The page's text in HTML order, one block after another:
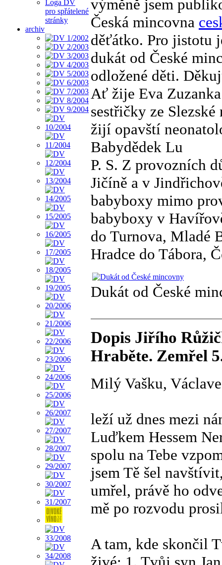
Loga DV
pro spřátelené
stránky
archiv
výměně jsem
Česká mincovna
děťátko. Pro jistotu
dukát od České
odložené děti.
Ať žije Eva
sestřičky ze
žijí opavští
Babydědek Lu
P. S. Z provozních
Jičíně a v
babyboxy mimo
babyboxy v
do Turnova, Mladé
Hradce do Tábora,
Dukát od České
Dopis Jiřího
Hraběte. Zemřel
Milý Vašku,
leží už dnes mezi
Luďkem Hessem
spolu na Tebe
jsem Tě šel
umřel, právě ho
mě po rozvodu
A tam, kde skončil